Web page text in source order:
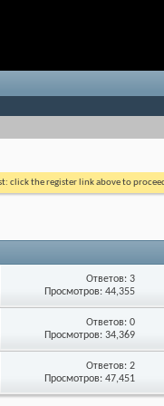
click the register link above to
Ответов: 3
Просмотров: 44,355
Ответов: 0
Просмотров: 34,369
Ответов: 2
Просмотров: 47,451